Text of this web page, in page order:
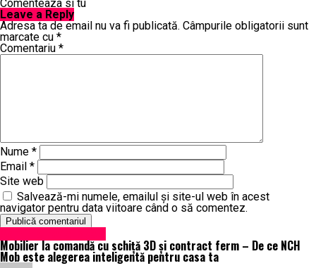
Comenteaza si tu
Leave a Reply
Adresa ta de email nu va fi publicată. Câmpurile obligatorii sunt
marcate cu *
Comentariu *
Nume *
Email *
Site web
Salvează-mi numele, emailul și site-ul web în acest
navigator pentru data viitoare când o să comentez.
Mobilier la comandă cu schiță 3D și contract ferm – De ce NCH
Mob este alegerea inteligentă pentru casa ta